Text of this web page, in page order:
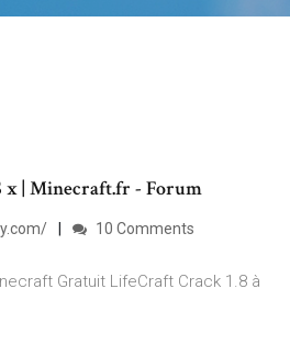
x | Minecraft.fr - Forum
10 Comments
Gratuit LifeCraft Crack 1.8 à